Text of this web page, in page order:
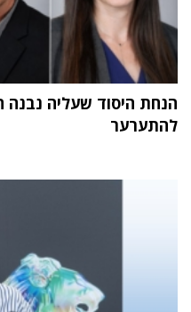
הנחת היסוד שעליה נבנה
להתערער